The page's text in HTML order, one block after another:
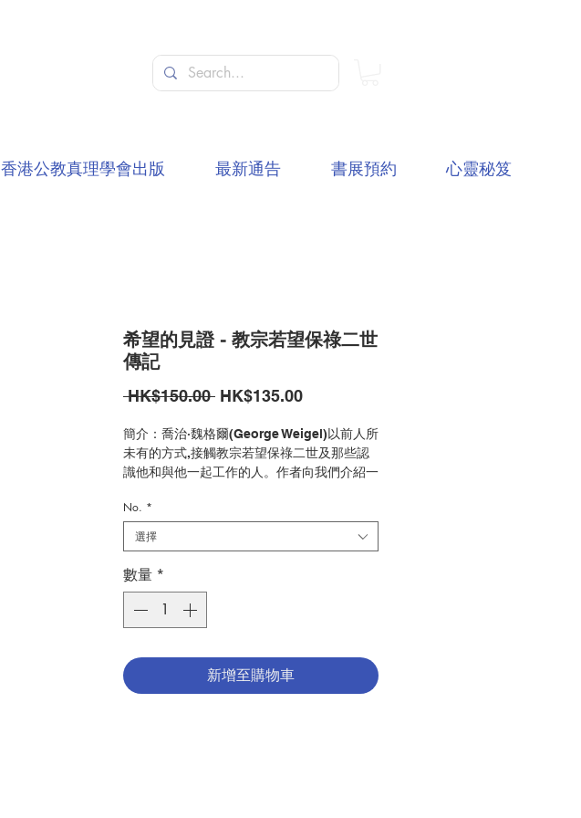
希望的見證 - 教宗若望保祿二世
傳記
HK$150.00 一
價
格
HK$135.00促
價
格
簡介：喬治·魏格爾(George Weigel)以前人所
未有的方式,接觸教宗若望保祿二世及那些認
識他和與他一起工作的人。作者向我們介紹一
領袖；他的宗教信念確立出一 個對世界政治
的新立場 — 並且改變了歷史的進程。
在新千年交替之際,若望保祿二世有計劃地應
對每件世界大事的問題:人類對神聖的渴求,自
由的意義,人類性能力的美妙和挑戰,婦女運動
的前景,新世界秩序的尋求,善惡的本質,繁榮的
的必要。這位「來自遠方的教宗」,以聖經宗
教的古老智慧,與當代生活和思想作積極對話,
No. *
選擇
數量 *
新增至購物車
香港公教真理學會出版 最新通告 書展預約 心靈秘笈